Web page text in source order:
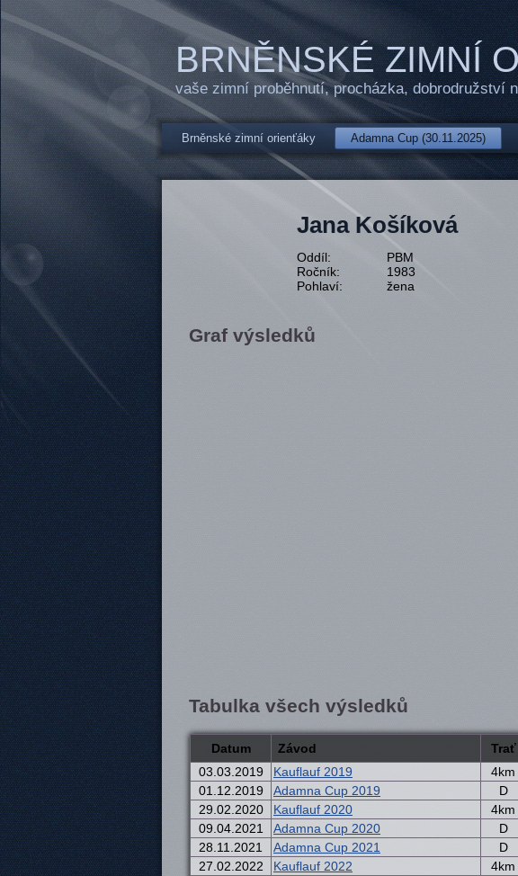
BRNĚNSKÉ ZIMNÍ
vaše zimní proběhnutí, procházka, dobrodružství
Brněnské zimní orienťáky Adamna Cup (30.11.2025)
Jana Košíková
Oddíl:
PBM
Ročník:
1983
Pohlaví:
žena
Graf výsledků
Tabulka všech výsledků
Datum Závod Trať
03.03.2019
Kauflauf 2019 4km
01.12.2019
Adamna Cup 2019 D
29.02.2020
Kauflauf 2020 4km
09.04.2021
Adamna Cup 2020 D
28.11.2021
Adamna Cup 2021 D
27.02.2022
Kauflauf 2022 4km